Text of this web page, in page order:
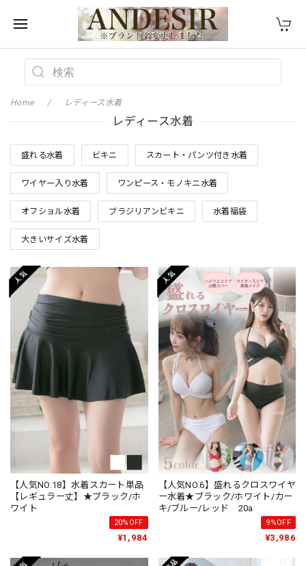
Home レディース水着
レディース水着
盛れる水着 ビキニ スカート・パンツ付き水着
ワイヤー入り水着 ワンピース・モノキニ水着
オフショル水着 ブラジリアンビキニ 水着福袋
大きいサイズ水着
【人気NO.18】水着スカート単品
【レギュラー丈】★ブラック/ホ
ワイト
20%OFF
¥1,984
【人気NO.6】盛れるクロスワイヤ
ー水着★ブラック/ホワイト/カー
キ/ブルー/レッド 20a
9%OFF
¥3,986